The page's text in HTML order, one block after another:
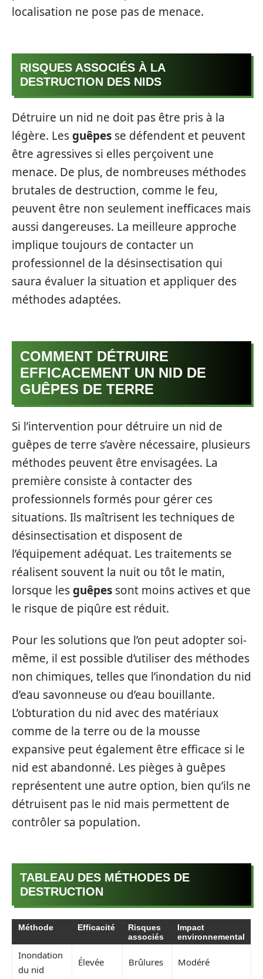
localisation ne pose pas de menace.
RISQUES ASSOCIÉS À LA
DESTRUCTION DES NIDS
Détruire un nid ne doit pas être pris à la
légère. Lesguêpes se défendent et peuvent
être agressives si elles perçoivent une
menace. De plus, de nombreuses méthodes
brutales de destruction, comme le feu,
peuvent être non seulement inefficaces mais
aussi dangereuses. La meilleure approche
implique toujours de contacter un
professionnel de la désinsectisation qui
saura évaluer la situation et appliquer des
méthodes adaptées.
COMMENT DÉTRUIRE
EFFICACEMENT UN NID DE
GUÊPES DE TERRE
Si l’intervention pour détruire un nid de
guêpes de terre s’avère nécessaire, plusieurs
méthodes peuvent être envisagées. La
première consiste à contacter des
professionnels formés pour gérer ces
situations. Ils maîtrisent les techniques de
désinsectisation et disposent de
l’équipement adéquat. Les traitements se
réalisent souvent la nuit ou tôt le matin,
lorsque lesguêpes sont moins actives et que
le risque de piqûre est réduit.
Pour les solutions que l’on peut adopter soi-
même, il est possible d’utiliser des méthodes
non chimiques, telles que l’inondation du nid
d’eau savonneuse ou d’eau bouillante.
L’obturation du nid avec des matériaux
comme de la terre ou de la mousse
expansive peut également être efficace si le
nid est abandonné. Les pièges à guêpes
représentent une autre option, bien qu’ils ne
détruisent pas le nid mais permettent de
contrôler sa population.
TABLEAU DES MÉTHODES DE
DESTRUCTION
Méthode Efficacité
Risques
associés
Impact
environnemental
Inondation
du nid
Élevée Brûlures Modéré